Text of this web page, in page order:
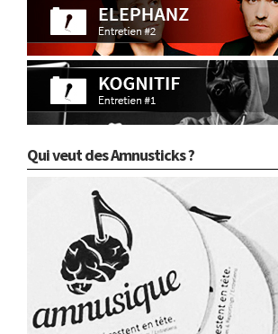
Qui veut des Amnusticks ?